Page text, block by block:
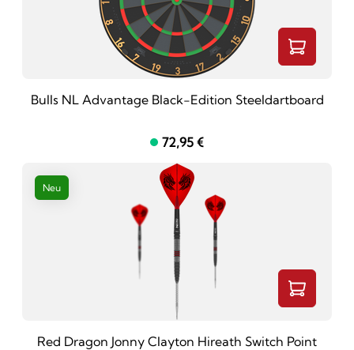
Bulls NL Advantage Black-Edition Steeldartboard
72,95 €
Neu
Red Dragon Jonny Clayton Hireath Switch Point